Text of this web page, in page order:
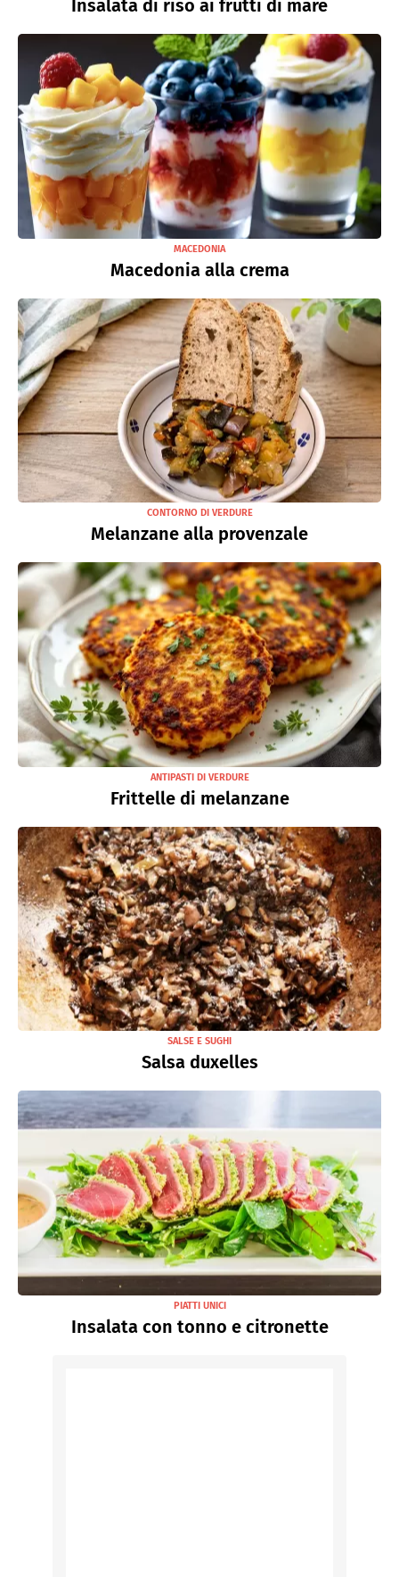
Insalata di riso ai frutti di mare
MACEDONIA
Macedonia alla crema
CONTORNO DI VERDURE
Melanzane alla provenzale
ANTIPASTI DI VERDURE
Frittelle di melanzane
SALSE E SUGHI
Salsa duxelles
PIATTI UNICI
Insalata con tonno e citronette